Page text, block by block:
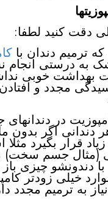
دقت کنید لطفا:
ترمیم دندان با
به درستی انجام
بهداشت خوبی
مجدد و
در دندانهای
دندانی اگر بدون
قرار بگیرد
(مثال جسم سخت)
دندونشو چیزی باز
خیلی زودتر
به ترمیم مجدد